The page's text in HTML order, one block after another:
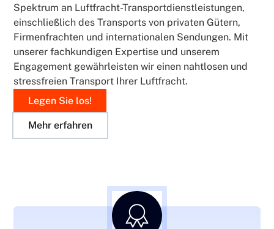
Spektrum an Luftfracht-Transportdienstleistungen,
einschließlich des Transports von privaten Gütern,
Firmenfrachten und internationalen Sendungen. Mit
unserer fachkundigen Expertise und unserem
Engagement gewährleisten wir einen nahtlosen und
stressfreien Transport Ihrer Luftfracht.
Legen Sie los!
Mehr erfahren